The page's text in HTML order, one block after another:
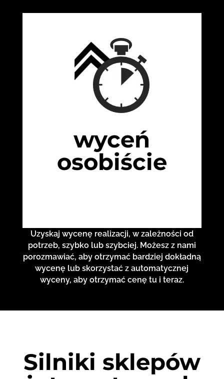
wyceń
osobiście
Uzyskaj wycenę realizacji, w zależności od
potrzeb, szybko lub szybciej. Możesz z nami
porozmawiać, aby otrzymać bardziej dokładną
wycenę lub skorzystać z automatycznej
wyceny, aby otrzymać cenę tu i teraz.
Silniki sklepów